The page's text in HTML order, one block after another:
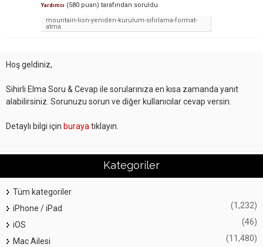
Yardımcı (580 puan) tarafından soruldu
mountain-lion-yeniden-kurulum-sıfırlama-format-
atma
Hoş geldiniz,
Sihirli Elma Soru & Cevap ile sorularınıza en kısa zamanda yanıt
alabilirsiniz. Sorunuzu sorun ve diğer kullanıcılar cevap versin.
Detaylı bilgi için buraya tıklayın.
Kategoriler
Tüm kategoriler
iPhone / iPad
(1,232)
iOS (46)
Mac Ailesi (11,480)